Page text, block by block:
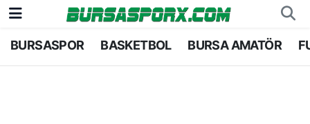
BURSASPOR BASKETBOL BURSA AMATÖR
Bursaspor
Bursa Nöbetçi Eczaneler